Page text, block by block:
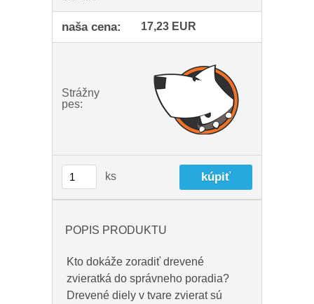
naša cena: 17,23 EUR
Strážny
pes:
ks
POPIS PRODUKTU
Kto dokáže zoradiť drevené
zvieratká do správneho poradia?
Drevené diely v tvare zvierat sú